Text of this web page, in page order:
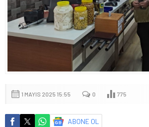
1 MAYIS 2025 15:55 0 775
ABONE OL